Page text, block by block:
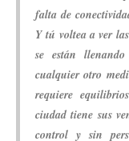
falta de
Y tú voltea a ver
se están
cualquier otro
requiere
ciudad tiene sus
control y sin